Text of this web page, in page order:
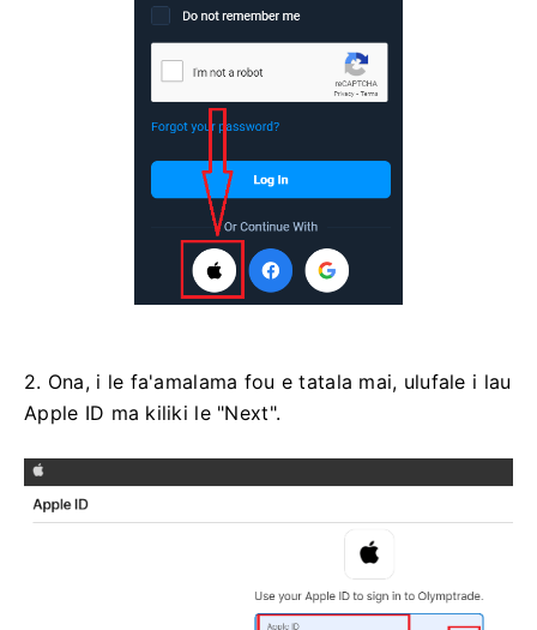
2. Ona, i le fa'amalama fou e tatala mai, ulufale i lau
Apple ID ma kiliki le "Next".